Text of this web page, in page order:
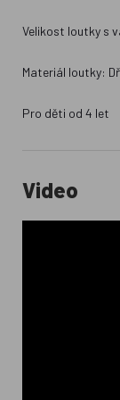
Velikost loutky s
Materiál loutky:
Pro děti od 4 let
Video